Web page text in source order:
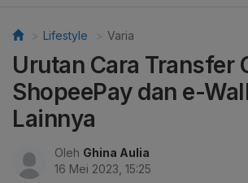
Lifestyle Varia
Urutan Cara Transfer
ShopeePay dan e-
Lainnya
Oleh Ghina Aulia
16 Mei 2023, 15:25